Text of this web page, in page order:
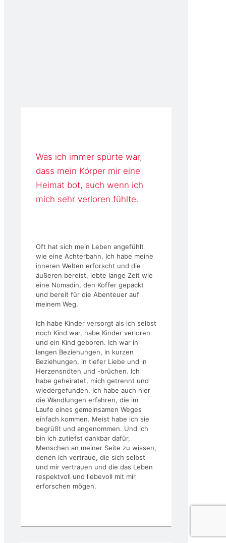
Was ich immer spürte war,
dass mein Körper mir eine
Heimat bot, auch wenn ich
mich sehr verloren fühlte.
Oft hat sich mein Leben angefühlt
wie eine Achterbahn. Ich habe meine
inneren Welten erforscht und die
äußeren bereist, lebte lange Zeit wie
eine Nomadin, den Koffer gepackt
und bereit für die Abenteuer auf
meinem Weg.
Ich habe Kinder versorgt als ich selbst
noch Kind war, habe Kinder verloren
und ein Kind geboren. Ich war in
langen Beziehungen, in kurzen
Beziehungen, in tiefer Liebe und in
Herzensnöten und -brüchen. Ich
habe geheiratet, mich getrennt und
wiedergefunden. Ich habe auch hier
die Wandlungen erfahren, die im
Laufe eines gemeinsamen Weges
einfach kommen. Meist habe ich sie
begrüßt und angenommen. Und ich
bin ich zutiefst dankbar dafür,
Menschen an meiner Seite zu wissen,
denen ich vertraue, die sich selbst
und mir vertrauen und die das Leben
respektvoll und liebevoll mit mir
erforschen mögen.